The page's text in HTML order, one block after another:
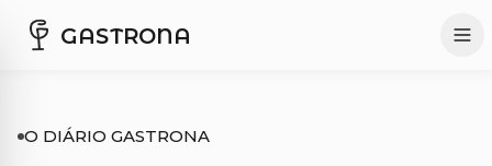
GASTRONA
O DIÁRIO GASTRONA